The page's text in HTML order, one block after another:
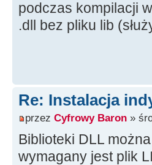
podczas kompilacji
.dll bez pliku lib
Re: Instalacja
przez Cyfrowy Baron »
Biblioteki DLL
wymagany jest plik